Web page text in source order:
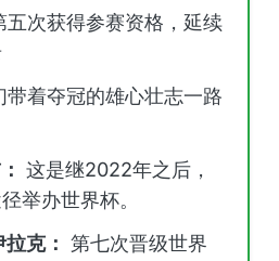
五次获得参赛资格，延续
带着夺冠的雄心壮志一路
这是继2022年之后，
举办世界杯。
克： 第七次晋级世界